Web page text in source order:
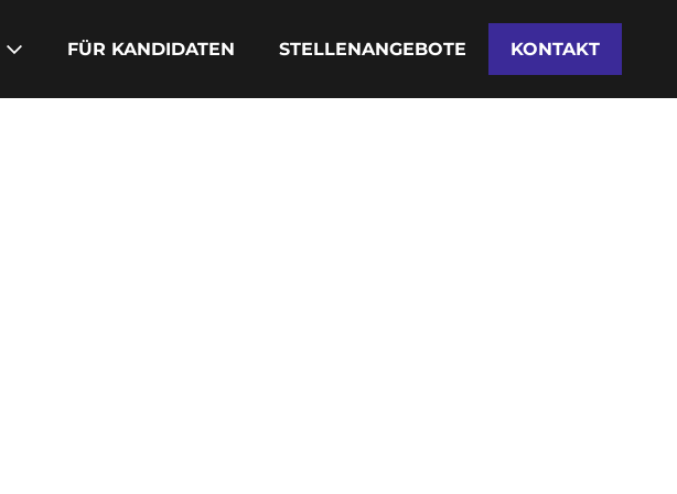
FÜR KANDIDATEN STELLENANGEBOTE KONTAKT